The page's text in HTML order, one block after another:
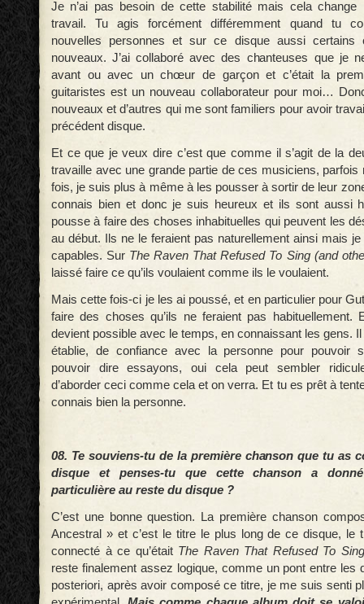
Je n’ai pas besoin de cette stabilité mais cela change
travail. Tu agis forcément différemment quand tu
nouvelles personnes et sur ce disque aussi certains
nouveaux. J’ai collaboré avec des chanteuses que je
avant ou avec un chœur de garçon et c’était la
guitaristes est un nouveau collaborateur pour moi…
nouveaux et d’autres qui me sont familiers pour avoir
précédent disque.
Et ce que je veux dire c’est que comme il s’agit de la
travaille avec une grande partie de ces musiciens, parfois
fois, je suis plus à même à les pousser à sortir de leur
connais bien et donc je suis heureux et ils sont aussi
pousse à faire des choses inhabituelles qui peuvent les
au début. Ils ne le feraient pas naturellement ainsi mais je
capables. Sur The Raven That Refused To Sing (and
laissé faire ce qu’ils voulaient comme ils le voulaient.
Mais cette fois-ci je les ai poussé, et en particulier pour
faire des choses qu’ils ne feraient pas habituellement.
devient possible avec le temps, en connaissant les gens.
établie, de confiance avec la personne pour pouvoir
pouvoir dire essayons, oui cela peut sembler
d’aborder ceci comme cela et on verra. Et tu es prêt à
connais bien la personne.
08. Te souviens-tu de la première chanson que tu as
disque et penses-tu que cette chanson a
particulière au reste du disque ?
C’est une bonne question. La première chanson
Ancestral » et c’est le titre le plus long de ce disque, le
connecté à ce qu’était The Raven That Refused To Sing
reste finalement assez logique, comme un pont entre les
posteriori, après avoir composé ce titre, je me suis senti